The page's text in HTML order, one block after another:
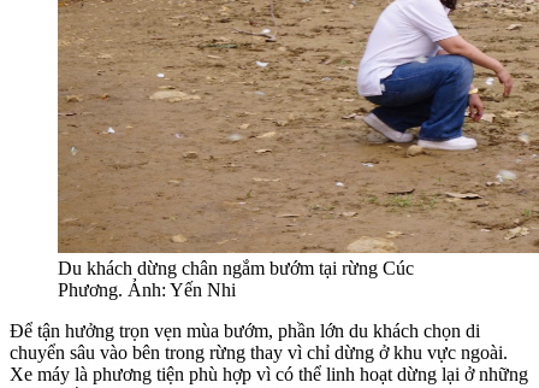
Du khách dừng chân ngắm bướm tại rừng Cúc
Phương. Ảnh: Yến Nhi
Để tận hưởng trọn vẹn mùa bướm, phần lớn du khách chọn di
chuyển sâu vào bên trong rừng thay vì chỉ dừng ở khu vực ngoài.
Xe máy là phương tiện phù hợp vì có thể linh hoạt dừng lại ở những